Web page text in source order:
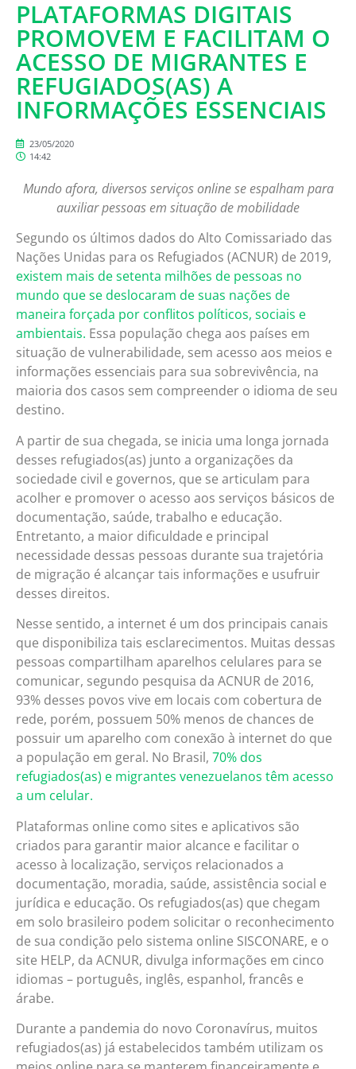
PLATAFORMAS DIGITAIS
PROMOVEM E FACILITAM O
ACESSO DE MIGRANTES E
REFUGIADOS(AS) A
INFORMAÇÕES ESSENCIAIS
23/05/2020
14:42
Mundo afora, diversos serviços online se espalham para
auxiliar pessoas em situação de mobilidade
Segundo os últimos dados do Alto Comissariado das
Nações Unidas para os Refugiados (ACNUR) de 2019,
existem mais de setenta milhões de pessoas no
mundo que se deslocaram de suas nações de
maneira forçada por conflitos políticos, sociais e
ambientais. Essa população chega aos países em
situação de vulnerabilidade, sem acesso aos meios e
informações essenciais para sua sobrevivência, na
maioria dos casos sem compreender o idioma de seu
destino.
A partir de sua chegada, se inicia uma longa jornada
desses refugiados(as) junto a organizações da
sociedade civil e governos, que se articulam para
acolher e promover o acesso aos serviços básicos de
documentação, saúde, trabalho e educação.
Entretanto, a maior dificuldade e principal
necessidade dessas pessoas durante sua trajetória
de migração é alcançar tais informações e usufruir
desses direitos.
Nesse sentido, a internet é um dos principais canais
que disponibiliza tais esclarecimentos. Muitas dessas
pessoas compartilham aparelhos celulares para se
comunicar, segundo pesquisa da ACNUR de 2016,
93% desses povos vive em locais com cobertura de
rede, porém, possuem 50% menos de chances de
possuir um aparelho com conexão à internet do que
a população em geral. No Brasil, 70% dos
refugiados(as) e migrantes venezuelanos têm acesso
a um celular.
Plataformas online como sites e aplicativos são
criados para garantir maior alcance e facilitar o
acesso à localização, serviços relacionados a
documentação, moradia, saúde, assistência social e
jurídica e educação. Os refugiados(as) que chegam
em solo brasileiro podem solicitar o reconhecimento
de sua condição pelo sistema online SISCONARE, e o
site HELP, da ACNUR, divulga informações em cinco
idiomas – português, inglês, espanhol, francês e
árabe.
Durante a pandemia do novo Coronavírus, muitos
refugiados(as) já estabelecidos também utilizam os